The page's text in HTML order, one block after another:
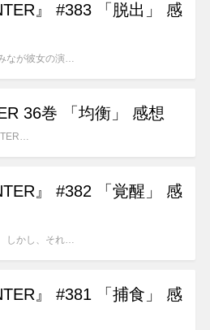
』 #383 「脱出」 感
なが彼女の演…
36巻 「均衡」 感想
』 #382 「覚醒」 感
しかし、それ…
』 #381 「捕食」 感